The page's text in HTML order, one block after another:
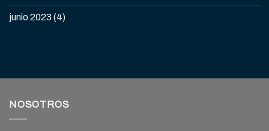
junio 2023 (4)
NOSOTROS